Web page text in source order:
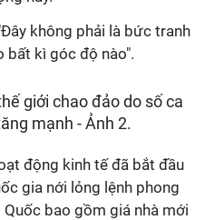
không phải là bức tranh
bất kì góc độ nào".
động kinh tế đã bắt đầu
gia nới lỏng lệnh phong
bao gồm giá nhà mới